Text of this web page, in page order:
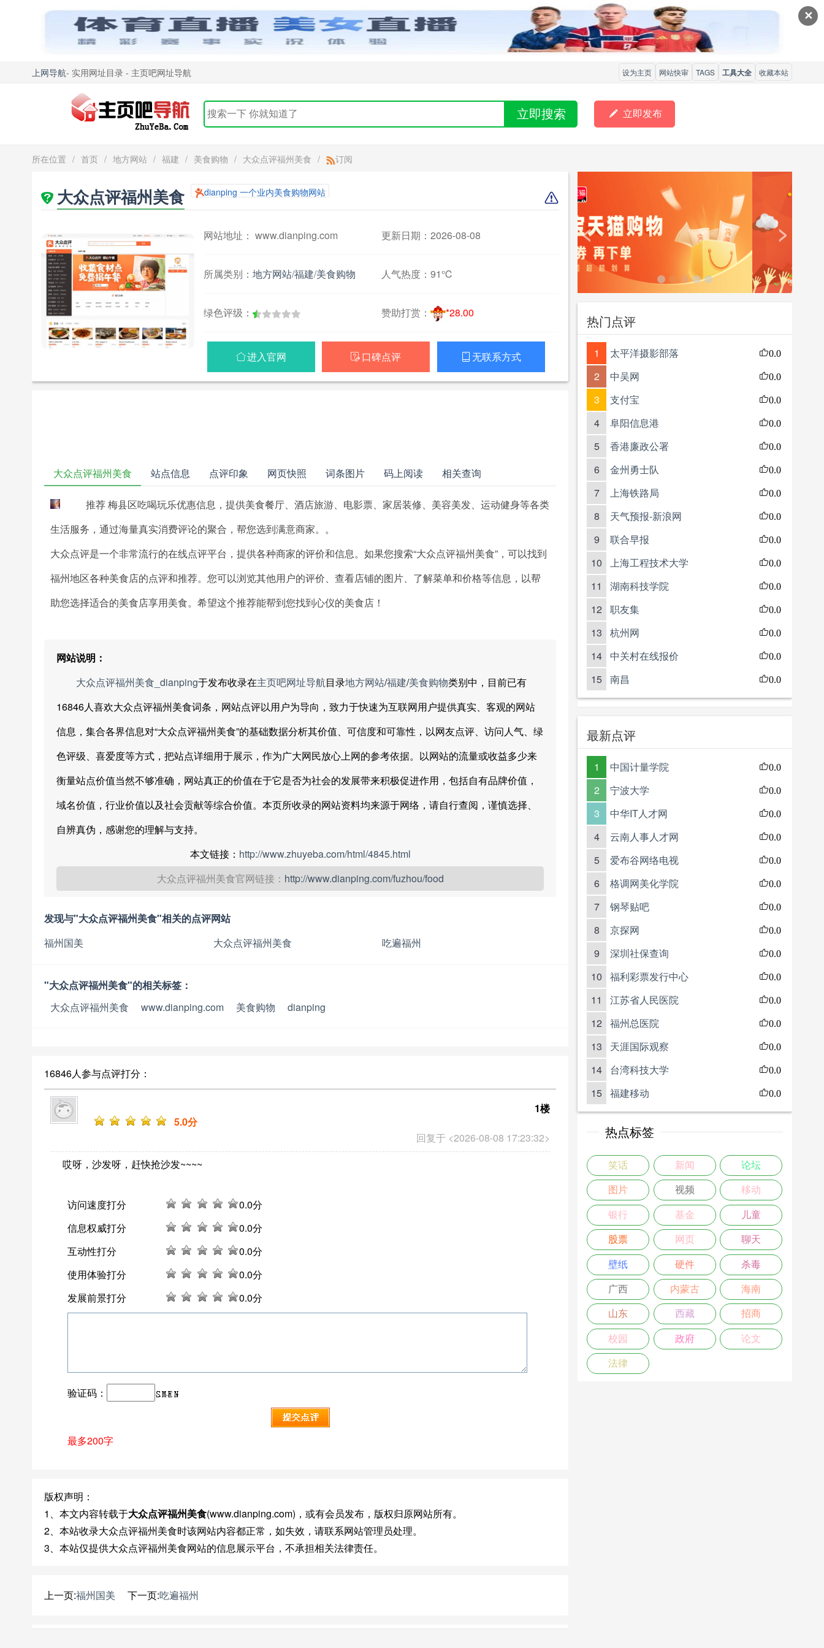
✕
上网导航- 实用网址目录 - 主页吧网址导航 设为主页 网站快审 TAGS 工具大全 收藏本站
立即搜索  立即发布
所在位置 / 首页 / 地方网站 / 福建 / 美食购物 / 大众点评福州美食 / 订阅
大众点评福州美食 dianping 一个业内美食购物网站
网站地址： www.dianping.com 更新日期：2026-08-08
所属类别： 地方网站/福建/美食购物 人气热度： 91℃
绿色评级： 赞助打赏： *28.00
进入官网  口碑点评  无联系方式
大众点评福州美食 站点信息 点评印象 网页快照 词条图片 码上阅读 相关查询
推荐 梅县区吃喝玩乐优惠信息，提供美食餐厅、酒店旅游、电影票、家居装修、美容美发、运动健身等各类
生活服务，通过海量真实消费评论的聚合，帮您选到满意商家。。
大众点评是一个非常流行的在线点评平台，提供各种商家的评价和信息。如果您搜索“大众点评福州美食”，可以找到
福州地区各种美食店的点评和推荐。您可以浏览其他用户的评价、查看店铺的图片、了解菜单和价格等信息，以帮
助您选择适合的美食店享用美食。希望这个推荐能帮到您找到心仪的美食店！
网站说明：
大众点评福州美食_dianping于发布收录在主页吧网址导航目录地方网站/福建/美食购物类别中，目前已有
16846人喜欢大众点评福州美食词条，网站点评以用户为导向，致力于快速为互联网用户提供真实、客观的网站
信息，集合各界信息对“大众点评福州美食”的基础数据分析其价值、可信度和可靠性，以网友点评、访问人气、绿
色评级、喜爱度等方式，把站点详细用于展示，作为广大网民放心上网的参考依据。以网站的流量或收益多少来
衡量站点价值当然不够准确，网站真正的价值在于它是否为社会的发展带来积极促进作用，包括自有品牌价值，
域名价值，行业价值以及社会贡献等综合价值。本页所收录的网站资料均来源于网络，请自行查阅，谨慎选择、
自辨真伪，感谢您的理解与支持。
本文链接： http://www.zhuyeba.com/html/4845.html
大众点评福州美食官网链接： http://www.dianping.com/fuzhou/food
发现与"大众点评福州美食"相关的点评网站
福州国美
大众点评福州美食 吃遍福州
"大众点评福州美食"的相关标签：
大众点评福州美食
www.dianping.com 美食购物 dianping
16846人参与点评打分：
回复于 <2026-08-08 17:23:32>
1楼
5.0分
哎呀，沙发呀，赶快抢沙发~~~~
访问速度打分 0.0分
信息权威打分
0.0分
互动性打分
0.0分
使用体验打分
0.0分
发展前景打分
0.0分
验证码：
最多200字
版权声明：
1、本文内容转载于大众点评福州美食(www.dianping.com)，或有会员发布，版权归原网站所有。
2、本站收录大众点评福州美食时该网站内容都正常，如失效，请联系网站管理员处理。
3、本站仅提供大众点评福州美食网站的信息展示平台，不承担相关法律责任。
上一页:福州国美 下一页:吃遍福州
< >
热门点评
1 太平洋摄影部落 0.0
2 中吴网 0.0
3 支付宝 0.0
4 阜阳信息港 0.0
5 香港廉政公署 0.0
6 金州勇士队 0.0
7 上海铁路局 0.0
8 天气预报-新浪网 0.0
9 联合早报 0.0
10 上海工程技术大学 0.0
11 湖南科技学院 0.0
12 职友集 0.0
13 杭州网 0.0
14 中关村在线报价 0.0
15 南昌 0.0
最新点评
1 中国计量学院 0.0
2 宁波大学 0.0
3 中华IT人才网 0.0
4 云南人事人才网 0.0
5 爱布谷网络电视 0.0
6 格调网美化学院 0.0
7 钢琴贴吧 0.0
8 京探网 0.0
9 深圳社保查询 0.0
10 福利彩票发行中心 0.0
11 江苏省人民医院 0.0
12 福州总医院 0.0
13 天涯国际观察 0.0
14 台湾科技大学 0.0
15 福建移动 0.0
热点标签
笑话 新闻 论坛
图片 视频 移动
银行 基金 儿童
股票 网页 聊天
壁纸 硬件 杀毒
广西 内蒙古 海南
山东 西藏 招商
校园 政府 论文
法律